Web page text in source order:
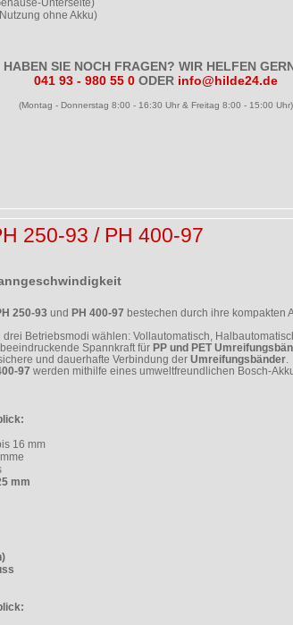
Unterseite)
ohne Akku)
HABEN SIE NOCH FRAGEN? WIR HELFEN
041 93 - 980 55 0 ODER info@hilde24.de
(Montag - Donnerstag 8:00 - 16:30 Uhr & Freitag 8:00 - 15:00 Uhr)
250-93 / PH 400-97
250-93 und PH 400-97 bestechen durch ihre kompakten
Betriebsmodi wählen: Vollautomatisch,
Spannkraft für PP und PET
und dauerhafte Verbindung der Umreifungsbänder
97 werden mithilfe eines umweltfreundlichen Bosch-
16 mm
mm